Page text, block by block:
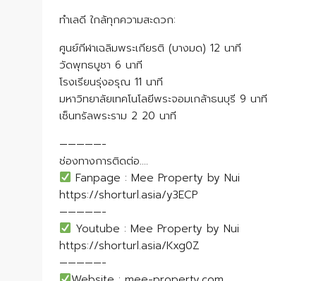
ทำเลดี ใกล้ทุกความสะดวก:
ศูนย์กีฬาเฉลิมพระเกียรติ (บางมด) 12 นาที
วัดพุทธบูชา 6 นาที
โรงเรียนรุ่งอรุณ 11 นาที
มหาวิทยาลัยเทคโนโลยีพระจอมเกล้าธนบุรี 9 นาที
เซ็นทรัลพระราม 2 20 นาที
—————-
ช่องทางการติดต่อ….
Fanpage : Mee Property by Nui
https://shorturl.asia/y3ECP
—————-
Youtube : Mee Property by Nui
https://shorturl.asia/Kxg0Z
—————-